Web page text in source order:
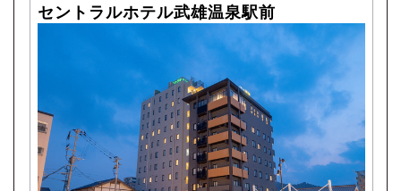
セントラルホテル武雄温泉駅前